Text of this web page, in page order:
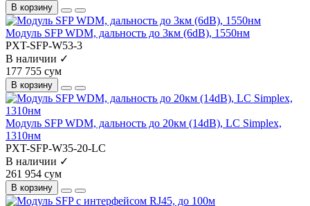
В корзину
Модуль SFP WDM, дальность до 3км (6dB), 1550нм
PXT-SFP-W53-3
В наличии ✓
177 755 сум
В корзину
Модуль SFP WDM, дальность до 20км (14dB), LC Simplex,
1310нм
PXT-SFP-W35-20-LC
В наличии ✓
261 954 сум
В корзину